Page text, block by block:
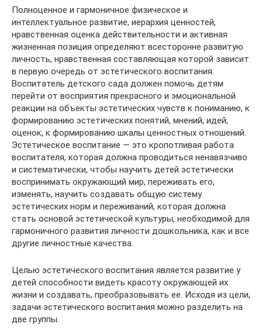
Полноценное и гармоничное физическое и
интеллектуальное развитие, иерархия ценностей,
нравственная оценка действительности и активная
жизненная позиция определяют всесторонне развитую
личность, нравственная составляющая которой зависит
в первую очередь от эстетического воспитания.
Воспитатель детского сада должен помочь детям
перейти от восприятия прекрасного и эмоциональной
реакции на объекты эстетических чувств к пониманию, к
формированию эстетических понятий, мнений, идей,
оценок, к формированию шкалы ценностных отношений.
Эстетическое воспитание — это кропотливая работа
воспитателя, которая должна проводиться ненавязчиво
и систематически, чтобы научить детей эстетически
воспринимать окружающий мир, переживать его,
изменять, научить создавать общую систему
эстетических норм и переживаний, которая должна
стать основой эстетической культуры, необходимой для
гармоничного развития личности дошкольника, как и все
другие личностные качества.
Целью эстетического воспитания является развитие у
детей способности видеть красоту окружающей их
жизни и создавать, преобразовывать ее. Исходя из цели,
задачи эстетического воспитания можно разделить на
две группы.